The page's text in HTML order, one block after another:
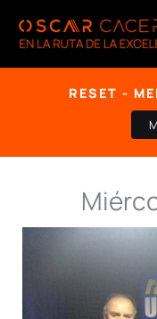
contenido
RESET -